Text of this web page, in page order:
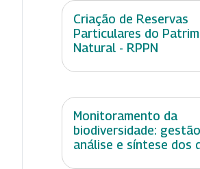
Criação de Reservas
Particulares do
Natural - RPPN
Monitoramento da
biodiversidade: gestão,
análise e síntese dos